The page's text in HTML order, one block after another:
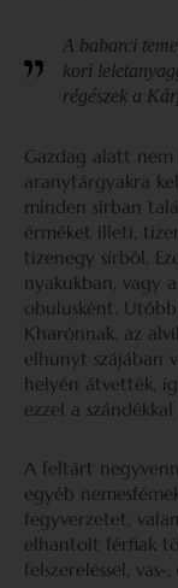
A babarci
kori
régészek a
Gazdag alatt
aranytárgyakra
minden sírban
érméket illeti,
tizenegy sírból.
nyakukban, vagy
obulusként.
Kharónnak, az
elhunyt szájában
helyén átvették,
ezzel a
A feltárt
egyéb
fegyverzetet,
elhantolt férfiak
felszereléssel,